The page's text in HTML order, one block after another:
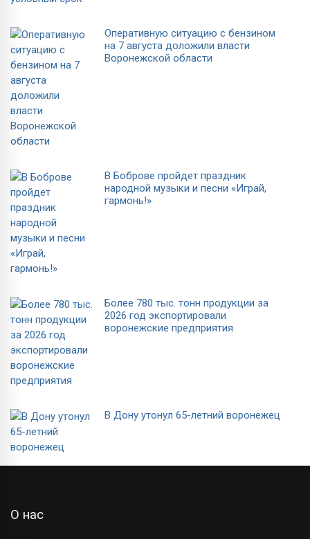
Оперативную ситуацию с бензином
на 7 августа доложили власти
Воронежской области
В Боброве пройдет праздник
народной музыки и песни «Играй,
гармонь!»
Более 780 тыс. тонн продукции за
2026 год экспортировали
воронежские предприятия
В Дону утонул 65-летний воронежец
О нас